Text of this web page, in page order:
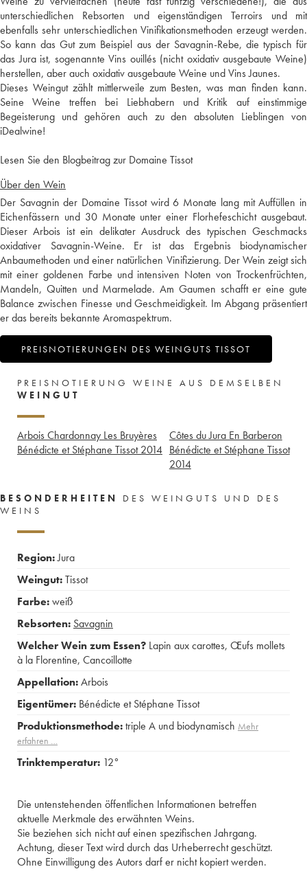
unterschiedlichen Rebsorten und eigenständigen Terroirs und mit
ebenfalls sehr unterschiedlichen Vinifikationsmethoden erzeugt werden.
So kann das Gut zum Beispiel aus der Savagnin-Rebe, die typisch für
das Jura ist, sogenannte Vins ouillés (nicht oxidativ ausgebaute Weine)
herstellen, aber auch oxidativ ausgebaute Weine und Vins Jaunes.
Dieses Weingut zählt mittlerweile zum Besten, was man finden kann.
Seine Weine treffen bei Liebhabern und Kritik auf einstimmige
Begeisterung und gehören auch zu den absoluten Lieblingen von
iDealwine!
Lesen Sie den Blogbeitrag zur Domaine Tissot
Über den Wein
Der Savagnin der Domaine Tissot wird 6 Monate lang mit Auffüllen in
Eichenfässern und 30 Monate unter einer Florhefeschicht ausgebaut.
Dieser Arbois ist ein delikater Ausdruck des typischen Geschmacks
oxidativer Savagnin-Weine. Er ist das Ergebnis biodynamischer
Anbaumethoden und einer natürlichen Vinifizierung. Der Wein zeigt sich
mit einer goldenen Farbe und intensiven Noten von Trockenfrüchten,
Mandeln, Quitten und Marmelade. Am Gaumen schafft er eine gute
Balance zwischen Finesse und Geschmeidigkeit. Im Abgang präsentiert
er das bereits bekannte Aromaspektrum.
PREISNOTIERUNGEN DES WEINGUTS TISSOT
PREISNOTIERUNG WEINE AUS DEMSELBEN
WEINGUT
Arbois Chardonnay Les Bruyères
Bénédicte et Stéphane Tissot 2014
Côtes du Jura En Barberon
Bénédicte et Stéphane Tissot
2014
BESONDERHEITEN
DES WEINGUTS UND DES
WEINS
Region:Jura
Weingut:Tissot
Farbe:weiß
Rebsorten: Savagnin
Welcher Wein zum Essen? Lapin aux carottes, Œufs mollets
à la Florentine, Cancoillotte
Appellation:Arbois
Eigentümer: Bénédicte et Stéphane Tissot
Produktionsmethode:triple A und biodynamisch Mehr
erfahren …
Trinktemperatur: 12°
Die untenstehenden öffentlichen Informationen betreffen
aktuelle Merkmale des erwähnten Weins.
Sie beziehen sich nicht auf einen spezifischen Jahrgang.
Achtung, dieser Text wird durch das Urheberrecht geschützt.
Ohne Einwilligung des Autors darf er nicht kopiert werden.